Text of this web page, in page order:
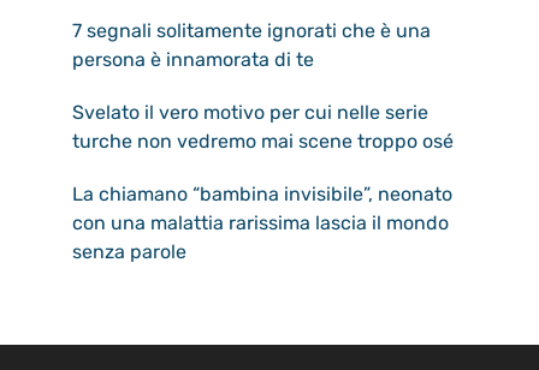
7 segnali solitamente ignorati che è una
persona è innamorata di te
Svelato il vero motivo per cui nelle serie
turche non vedremo mai scene troppo osé
La chiamano “bambina invisibile”, neonato
con una malattia rarissima lascia il mondo
senza parole